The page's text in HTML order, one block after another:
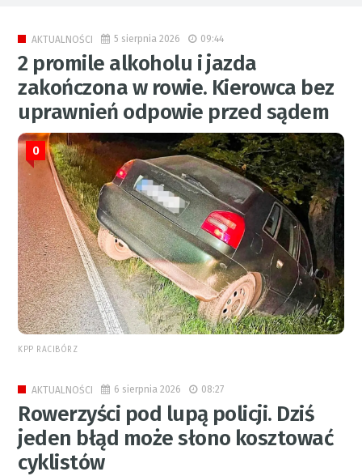
AKTUALNOŚCI 5 sierpnia 2026 09:44
2 promile alkoholu i jazda
zakończona w rowie. Kierowca bez
uprawnień odpowie przed sądem
0
KPP RACIBÓRZ
AKTUALNOŚCI 6 sierpnia 2026 08:27
Rowerzyści pod lupą policji. Dziś
jeden błąd może słono kosztować
cyklistów